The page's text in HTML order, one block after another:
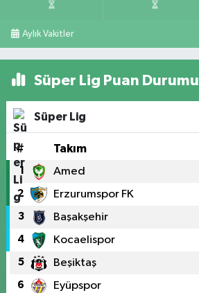
Aylık Vakitler
Süper Lig Puan Durumu
Süper Lig
# Takım
1 Amed
2 Erzurumspor FK
3 Başakşehir
4 Kocaelispor
5 Beşiktaş
6 Eyüpspor